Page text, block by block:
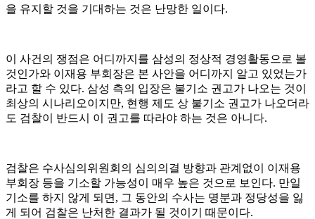
을 유지할 것을 기대하는 것은 난망한 일이다.
이 사건의 쟁점은 어디까지를 삼성의 정상적 경영활동으로 볼
것인가와 이재용 부회장은 본 사안을 어디까지 알고 있었는가
라고 할 수 있다. 삼성 측의 입장은 불기소 권고가 나오는 것이
최상의 시나리오이지만, 현행 제도 상 불기소 권고가 나오더라
도 검찰이 반드시 이 권고를 따라야 하는 것은 아니다.
검찰은 수사심의위원회의 심의의결 방향과 관계없이 이재용
부회장 등을 기소할 가능성이 매우 높은 것으로 보인다. 만일
기소를 하지 않게 되면, 그 동안의 수사는 명분과 정당성을 잃
게 되어 검찰은 난처한 결과가 될 것이기 때문이다.